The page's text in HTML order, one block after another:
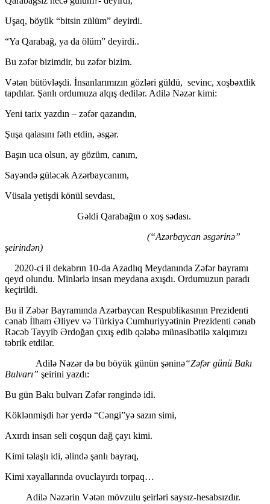
Uşaq, böyük “bitsin zülüm” deyirdi.
“Ya Qarabağ, ya da ölüm” deyirdi..
Bu zəfər bizimdir, bu zəfər bizim.
Vətən bütövləşdi. İnsanlarımızın gözləri güldü, sevinc, xoşbəxtlik
tapdılar. Şanlı ordumuza alqış dedilər. Adilə Nəzər kimi:
Yeni tarix yazdın – zəfər qazandın,
Şuşa qalasını fəth etdin, əsgər.
Başın uca olsun, ay gözüm, canım,
Sayəndə güləcək Azərbaycanım,
Vüsala yetişdi könül sevdası,
Gəldi Qarabağın o xoş sədası.
(“Azərbaycan əsgərinə”
şeirindən)
2020-ci il dekabrın 10-da Azadlıq Meydanında Zəfər bayramı
qeyd olundu. Minlərlə insan meydana axışdı. Ordumuzun paradı
keçirildi.
Bu il Zəbər Bayramında Azərbaycan Respublikasının Prezidenti
cənab İlham Əliyev və Türkiyə Cumhuriyyətinin Prezidenti cənab
Rəcəb Tayyib Ərdoğan çıxış edib qələbə münasibətilə xalqımızı
təbrik etdilər.
Adilə Nəzər də bu böyük günün şəninə“Zəfər günü Bakı
Bulvarı” şeirini yazdı:
Bu gün Bakı bulvarı Zəfər rəngində idi.
Köklənmişdi hər yerdə “Cəngi”yə sazın simi,
Axırdı insan seli coşqun dağ çayı kimi.
Kimi təlaşlı idi, əlində şanlı bayraq,
Kimi xəyallarında ovuclayırdı torpaq…
Adilə Nəzərin Vətən mövzulu şeirləri saysız-hesabsızdır.